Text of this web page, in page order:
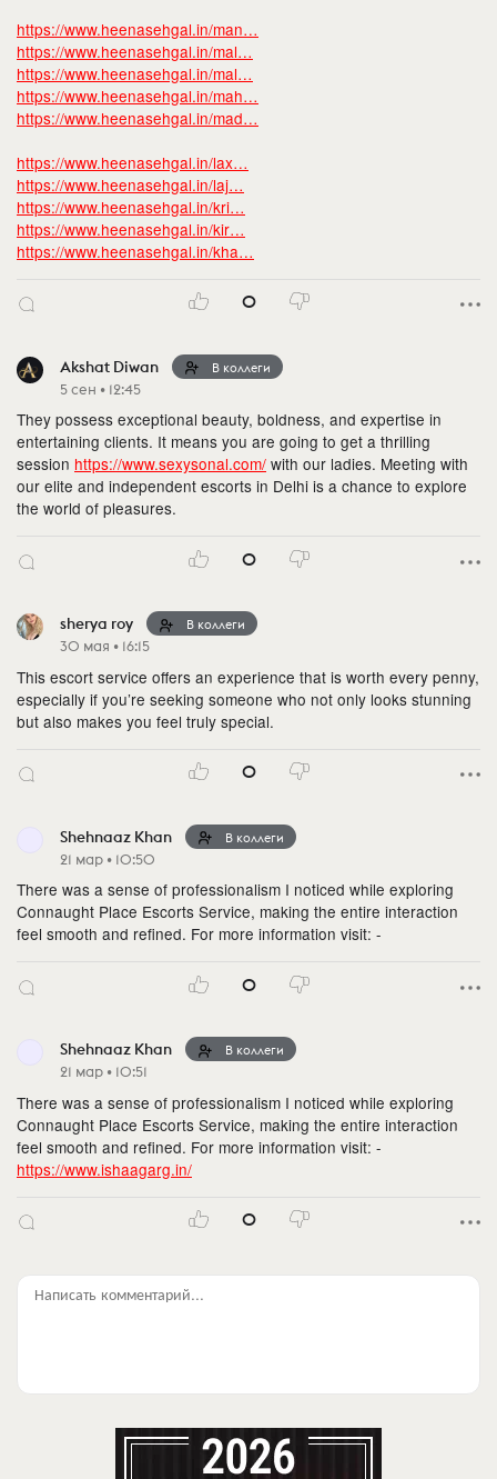
https://www.heenasehgal.in/man…
https://www.heenasehgal.in/mal…
https://www.heenasehgal.in/mal…
https://www.heenasehgal.in/mah…
https://www.heenasehgal.in/mad…
https://www.heenasehgal.in/lax…
https://www.heenasehgal.in/laj…
https://www.heenasehgal.in/kri…
https://www.heenasehgal.in/kir…
https://www.heenasehgal.in/kha…
0
Akshat Diwan В коллеги
5 сен • 12:45
They possess exceptional beauty, boldness, and expertise in
entertaining clients. It means you are going to get a thrilling
session https://www.sexysonal.com/ with our ladies. Meeting with
our elite and independent escorts in Delhi is a chance to explore
the world of pleasures.
0
sherya roy В коллеги
30 мая • 16:15
This escort service offers an experience that is worth every penny,
especially if you’re seeking someone who not only looks stunning
but also makes you feel truly special.
0
Shehnaaz Khan В коллеги
21 мар • 10:50
There was a sense of professionalism I noticed while exploring
Connaught Place Escorts Service, making the entire interaction
feel smooth and refined. For more information visit: -
0
Shehnaaz Khan В коллеги
21 мар • 10:51
There was a sense of professionalism I noticed while exploring
Connaught Place Escorts Service, making the entire interaction
feel smooth and refined. For more information visit: -
https://www.ishaagarg.in/
0
Написать комментарий...